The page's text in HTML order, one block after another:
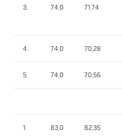
3. 74,0 71,74
4. 74,0 70,28
5. 74,0 70,56
1. 83,0 82,35